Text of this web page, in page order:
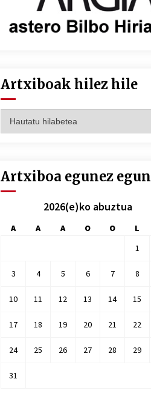
Artxiboak hilez hile
hilez
Artxiboa egunez egun
2026(e)ko abuztua
A A A O O L
1
3 4 5 6 7 8
10 11 12 13 14 15
17 18 19 20 21 22
24 25 26 27 28 29
31